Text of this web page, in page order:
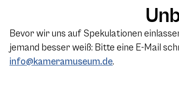
Bevor wir uns auf Spekulationen
jemand besser weiß: Bitte eine E-Mail
info@kameramuseum.de.